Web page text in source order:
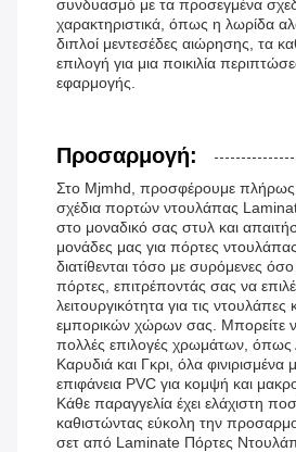
συνδυασμό με τα προσεγμένα
χαρακτηριστικά, όπως η λωρίδα
διπλοί μεντεσέδες αιώρησης, τα
επιλογή για μια ποικιλία
εφαρμογής.
Προσαρμογή:
Στο Mjmhd, προσφέρουμε
σχέδια πορτών ντουλάπας
στο μοναδικό σας στυλ και
μονάδες μας για πόρτες
διατίθενται τόσο με συρόμενες
πόρτες, επιτρέποντάς σας να
λειτουργικότητα για τις ντουλάπες
εμπορικών χώρων σας. Μπορείτε
πολλές επιλογές χρωμάτων, όπως
Καρυδιά και Γκρι, όλα φινιρισμένα
επιφάνεια PVC για κομψή και
Κάθε παραγγελία έχει ελάχιστη
καθιστώντας εύκολη την
σετ από Laminate Πόρτες